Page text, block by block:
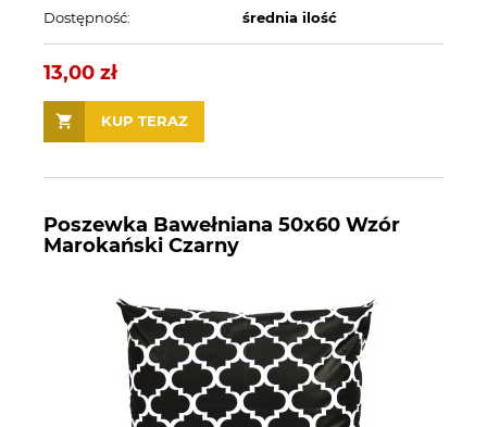
Dostępność: średnia ilość
13,00 zł
KUP TERAZ
Poszewka Bawełniana 50x60 Wzór
Marokański Czarny